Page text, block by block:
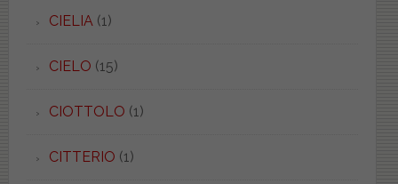
CIELIA(1)
CIELO (15)
CIOTTOLO (1)
CITTERIO (1)